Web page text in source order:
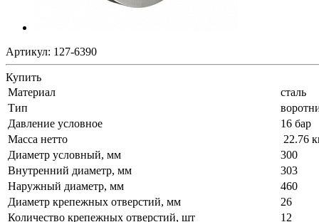
Артикул: 127-6390
Купить
Материал
сталь
Тип
Давление условное
16 бар
Масса нетто
22.76
Диаметр условный, мм
300
Внутренний диаметр, мм
303
Наружный диаметр, мм
460
Диаметр крепежных отверстий, мм
26
Количество крепежных отверстий, шт
12